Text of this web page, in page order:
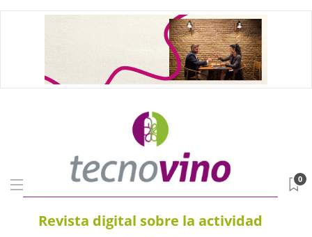
Revista digital sobre la actividad
0